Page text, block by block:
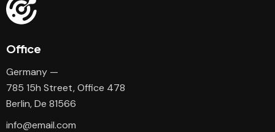
Office
Germany —
785 15h Street, Office 478
Berlin, De 81566
info@email.com